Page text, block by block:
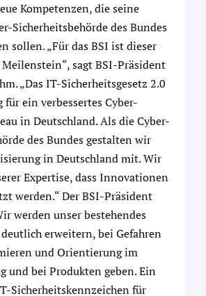
Kompetenzen, die seine
Sicherheitsbehörde des Bundes
sollen. „Für das BSI ist dieser
sagt BSI-Präsident
„Das IT-Sicherheitsgesetz 2.0
für ein verbessertes Cyber-
in Deutschland. Als die Cyber-
des Bundes gestalten wir
in Deutschland mit. Wir
Expertise, dass Innovationen
werden.“ Der BSI-Präsident
werden unser bestehendes
erweitern, bei Gefahren
und Orientierung im
und bei Produkten geben. Ein
Sicherheitskennzeichen für